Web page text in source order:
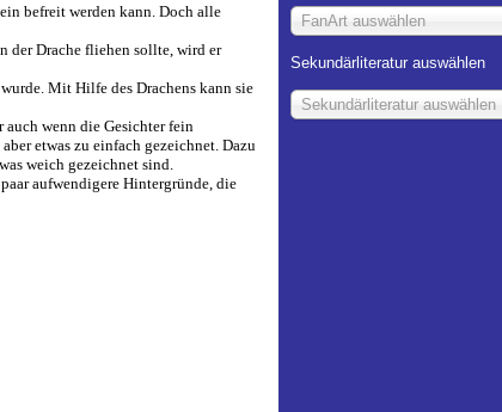
befreit werden kann. Doch alle
der Drache fliehen sollte, wird er
Mit Hilfe des Drachens kann sie
auch wenn die Gesichter fein
etwas zu einfach gezeichnet. Dazu
weich gezeichnet sind.
aufwendigere Hintergründe, die
FanArt auswählen
Sekundärliteratur auswählen
Sekundärliteratur auswählen